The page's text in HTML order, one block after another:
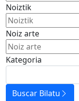
Noiztik
Noiz arte
Kategoria
Buscar Bilatu